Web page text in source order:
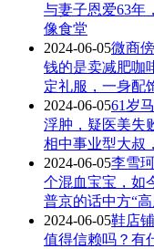
与妻子恩爱63年
像食堂
2024-06-05微商
钱的是卖减肥咖
定礼服，一身配
2024-06-0561岁
浮肿，疑医美失
相中事业型大叔
2024-06-05李雪
个混血宝宝，如
普京的话中方“
2024-06-05鞋店
值得信赖吗？有